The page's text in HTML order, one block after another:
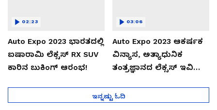
Auto Expo 2023 ಭಾರತದಲ್ಲಿ
ಐಷಾರಾಮಿ ಲೆಕ್ಸಸ್ RX SUV
ಕಾರಿನ ಬುಕಿಂಗ್ ಆರಂಭ!
02:23
Auto Expo 2023 ಆಕರ್ಷಕ
ವಿನ್ಯಾಸ, ಅತ್ಯಾಧುನಿಕ
ತಂತ್ರಜ್ಞಾನದ ಲೆಕ್ಸಸ್ ಇವಿ
03:06
ಇನ್ನಷ್ಟು ಓದಿ